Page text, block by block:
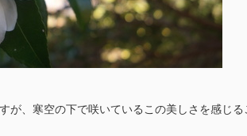
が、寒空の下で咲いているこの美しさを感じる